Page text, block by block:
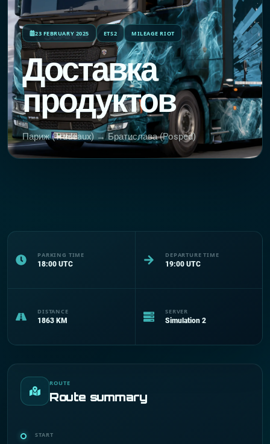
23 FEBRUARY 2025 ETS2 MILEAGE RIOT
Доставка
продуктов
Париж (Tradeaux) → Братислава (Posped)
PARKING TIME
18:00 UTC
DEPARTURE TIME
19:00 UTC
DISTANCE
1863 KM
SERVER
Simulation 2
ROUTE
Route summary
START